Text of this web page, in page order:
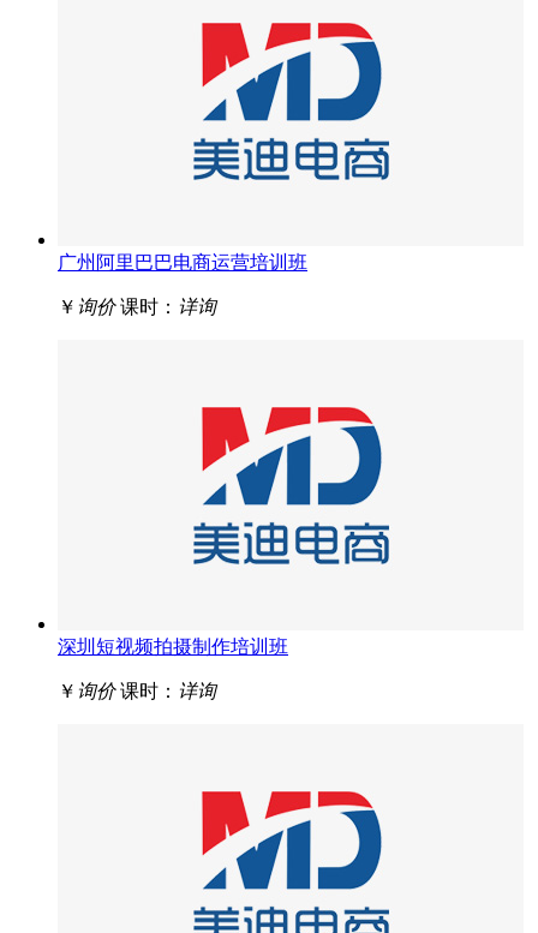
广州阿里巴巴电商运营培训班
￥ 询价 课时： 详询
深圳短视频拍摄制作培训班
￥ 询价 课时： 详询